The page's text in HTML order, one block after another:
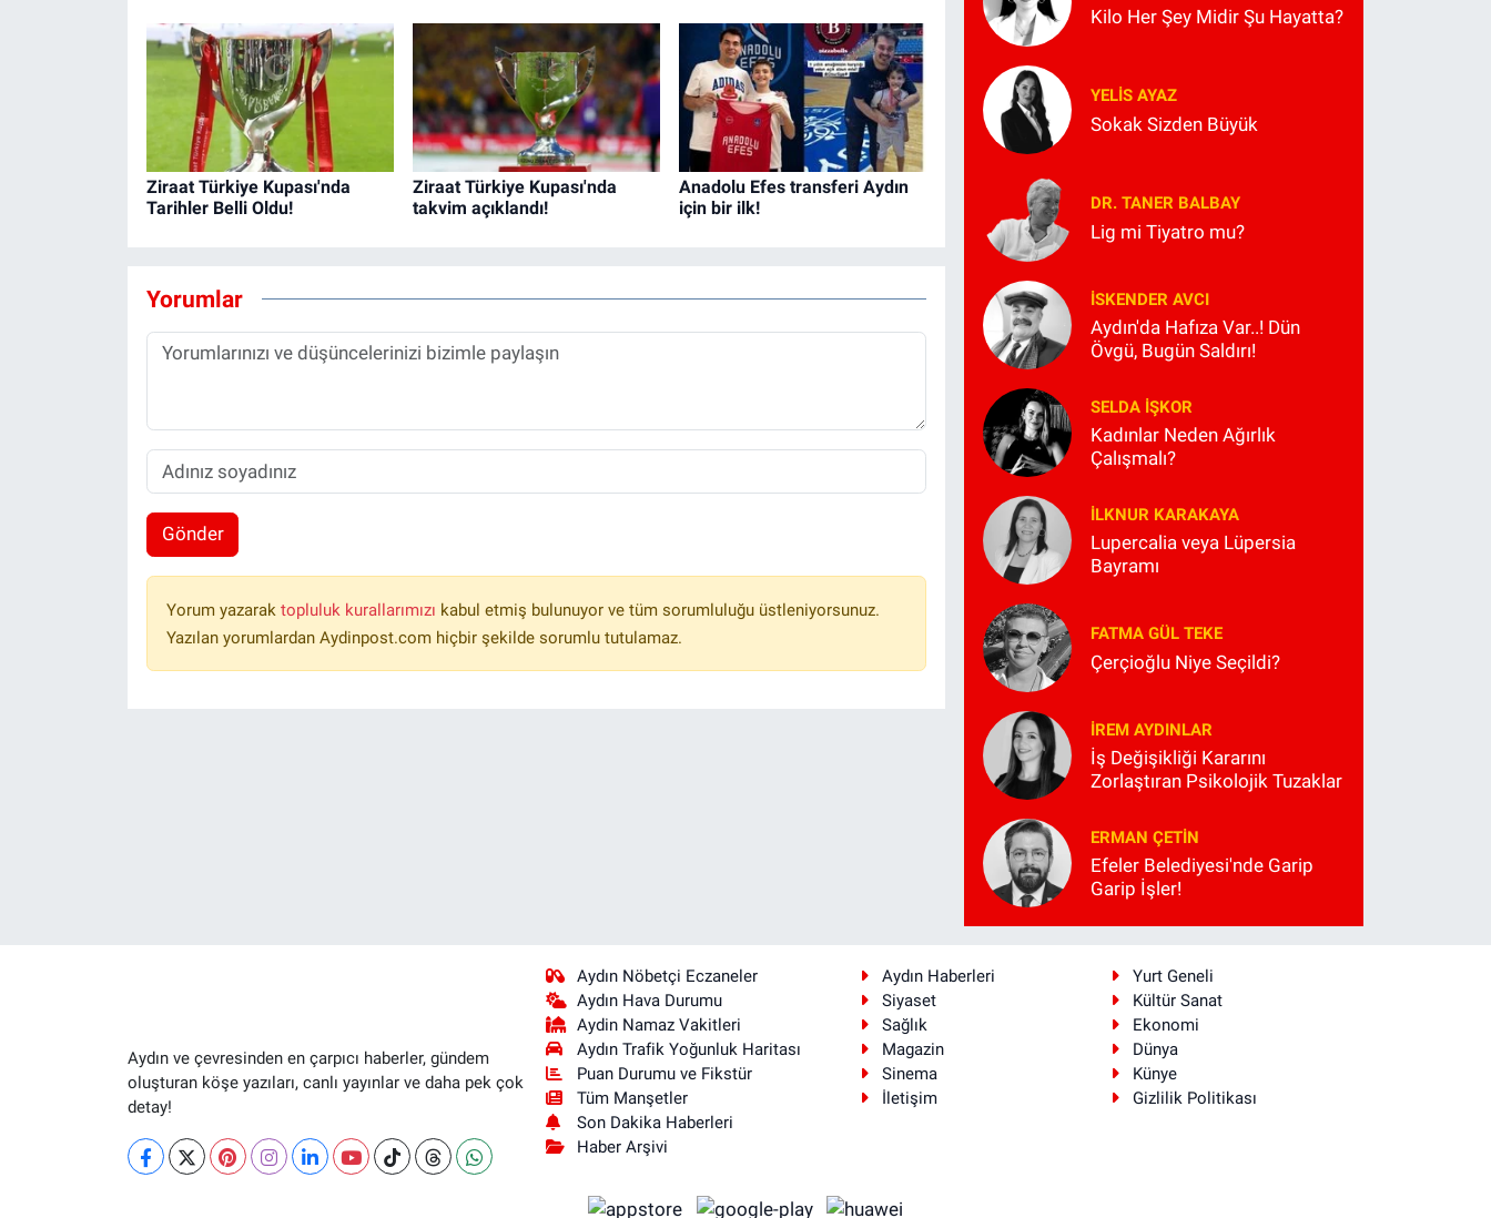
Ziraat Türkiye Kupası'nda
Tarihler Belli Oldu!
Ziraat Türkiye Kupası'nda
takvim açıklandı!
Anadolu Efes transferi Aydın
için bir ilk!
Yorumlar
Gönder
Yorum yazarak topluluk kurallarımızı kabul etmiş bulunuyor ve tüm sorumluluğu üstleniyorsunuz.
Yazılan yorumlardan Aydinpost.com hiçbir şekilde sorumlu tutulamaz.
Kilo Her Şey Midir Şu Hayatta?
YELIS AYAZ
Sokak Sizden Büyük
DR. TANER BALBAY
Lig mi Tiyatro mu?
İSKENDER AVCI
Aydın'da Hafıza Var..! Dün
Övgü, Bugün Saldırı!
SELDA İŞKOR
Kadınlar Neden Ağırlık
Çalışmalı?
İLKNUR KARAKAYA
Lupercalia veya Lüpersia
Bayramı
FATMA GÜL TEKE
Çerçioğlu Niye Seçildi?
İREM AYDINLAR
İş Değişikliği Kararını
Zorlaştıran Psikolojik Tuzaklar
ERMAN ÇETIN
Efeler Belediyesi'nde Garip
Garip İşler!
Aydın ve çevresinden en çarpıcı haberler, gündem
oluşturan köşe yazıları, canlı yayınlar ve daha pek çok
detay!
Aydın Nöbetçi Eczaneler
Aydın Hava Durumu
Aydin Namaz Vakitleri
Aydın Trafik Yoğunluk Haritası
Puan Durumu ve Fikstür
Tüm Manşetler
Son Dakika Haberleri
Haber Arşivi
Aydın Haberleri
Yurt Geneli
Siyaset
Kültür Sanat
Sağlık
Ekonomi
Magazin
Dünya
Sinema
Künye
İletişim
Gizlilik Politikası